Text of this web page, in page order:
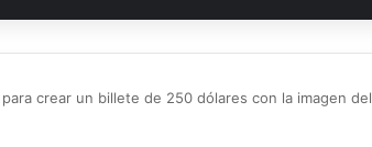
crear un billete de 250 dólares con la imagen del